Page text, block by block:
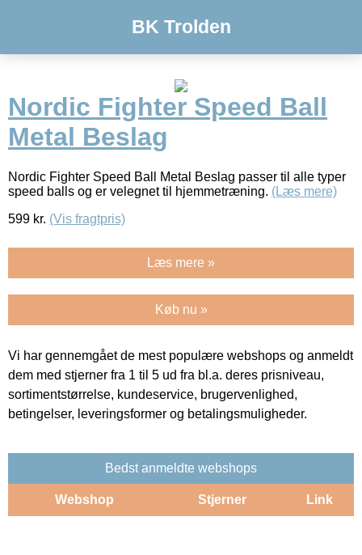
BK Trolden
Nordic Fighter Speed Ball
Metal Beslag
Nordic Fighter Speed Ball Metal Beslag passer til alle typer
speed balls og er velegnet til hjemmetræning. (Læs mere)
599 kr. (Vis fragtpris)
Læs mere »
Køb nu »
Vi har gennemgået de mest populære webshops og anmeldt
dem med stjerner fra 1 til 5 ud fra bl.a. deres prisniveau,
sortimentstørrelse, kundeservice, brugervenlighed,
betingelser, leveringsformer og betalingsmuligheder.
Bedst anmeldte webshops
Webshop Stjerner Link